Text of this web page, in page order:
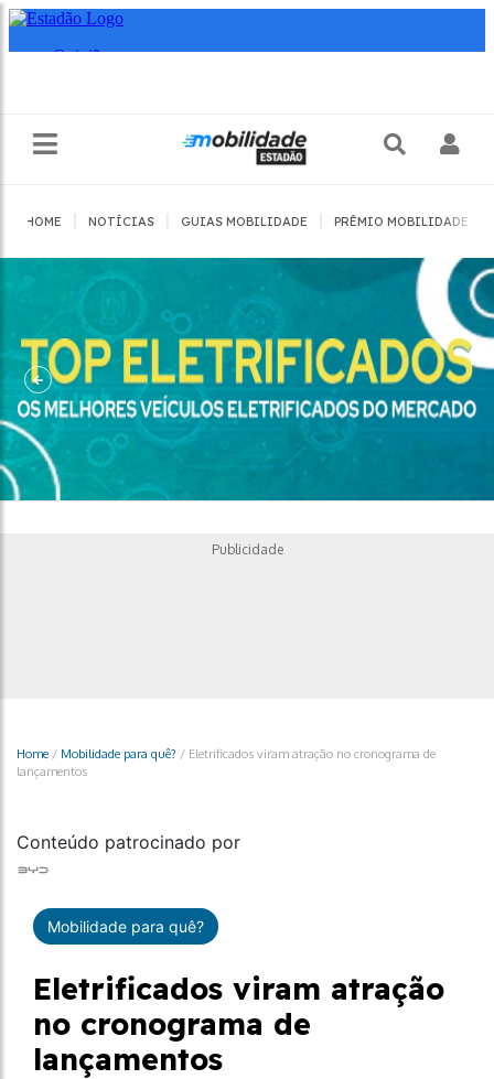
HOME NOTÍCIAS GUIAS MOBILIDADE PRÊMIO MOBILIDADE
Publicidade
Home / Mobilidade para quê? / Eletrificados viram atração no cronograma de
lançamentos
Conteúdo patrocinado por
Mobilidade para quê?
Eletrificados viram atração
no cronograma de
lançamentos